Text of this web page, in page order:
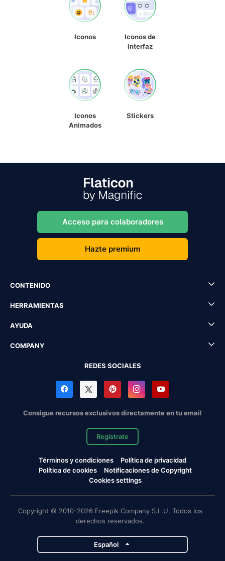
Iconos
Iconos de
interfaz
Iconos
Animados
Stickers
Acceso para colaboradores
Hazte premium
CONTENIDO
HERRAMIENTAS
AYUDA
COMPANY
REDES SOCIALES
Consigue recursos exclusivos directamente en tu email
Regístrate
Términos y condiciones
Política de privacidad
Política de cookies
Notificaciones de Copyright
Cookies settings
Copyright © 2010-2026 Freepik Company S.L.U. Todos los
derechos reservados.
Español